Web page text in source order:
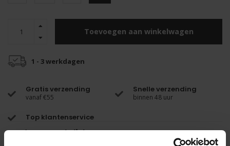
Toevoegen aan winkelwagen
1 - 3 werkdagen
Gratis verzending
vanaf €55
Snelle verzending
binnen 48 uur
Top klantenservice
Productomschrijving